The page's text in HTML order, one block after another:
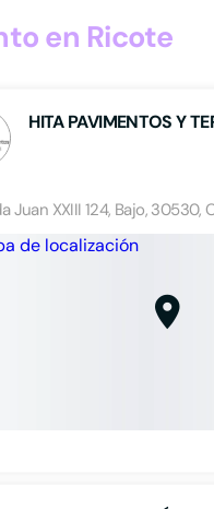
en Ricote
HITA PAVIMENTOS Y
Juan XXIII 124, Bajo, 30530,